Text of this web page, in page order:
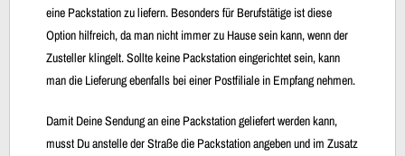
eine Packstation zu liefern. Besonders für Berufstätige ist diese
Option hilfreich, da man nicht immer zu Hause sein kann, wenn der
Zusteller klingelt. Sollte keine Packstation eingerichtet sein, kann
man die Lieferung ebenfalls bei einer Postfiliale in Empfang nehmen.
Damit Deine Sendung an eine Packstation geliefert werden kann,
musst Du anstelle der Straße die Packstation angeben und im Zusatz